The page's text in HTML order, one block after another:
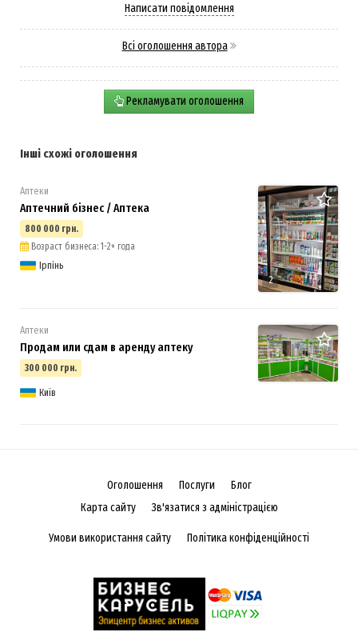
Написати повідомлення
Всі оголошення автора
Рекламувати оголошення
Інші схожі оголошення
2
Аптеки
Аптечний бізнес / Аптека
800 000 грн.
Возраст бизнеса: 1-2+ года
Ірпінь
Аптеки
Продам или сдам в аренду аптеку
300 000 грн.
Київ
Оголошення Послуги
Блог
Карта сайту
Зв'язатися з адміністрацією
Умови використання сайту Політика конфіденційності